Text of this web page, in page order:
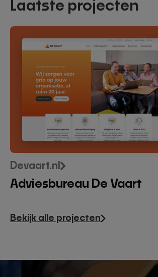
Laatste projecten
Adviesbureau De Vaart
Devaart.nl
Adviesbureau
Bekijk alle projecten